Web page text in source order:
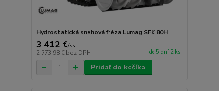
Hydrostatická snehová fréza Lumag SFK 80H
3 412 €/ks
2 773,98 € bez DPH do 5 dní 2 ks
Pridať do košíka